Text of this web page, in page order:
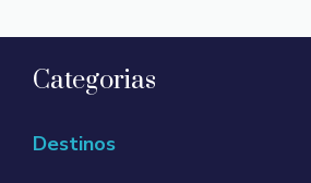
Categorias
Destinos